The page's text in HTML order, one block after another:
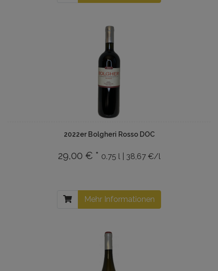
2022er Bolgheri Rosso DOC
29,00 € * 0.75 l | 38,67 €/l
Mehr Informationen